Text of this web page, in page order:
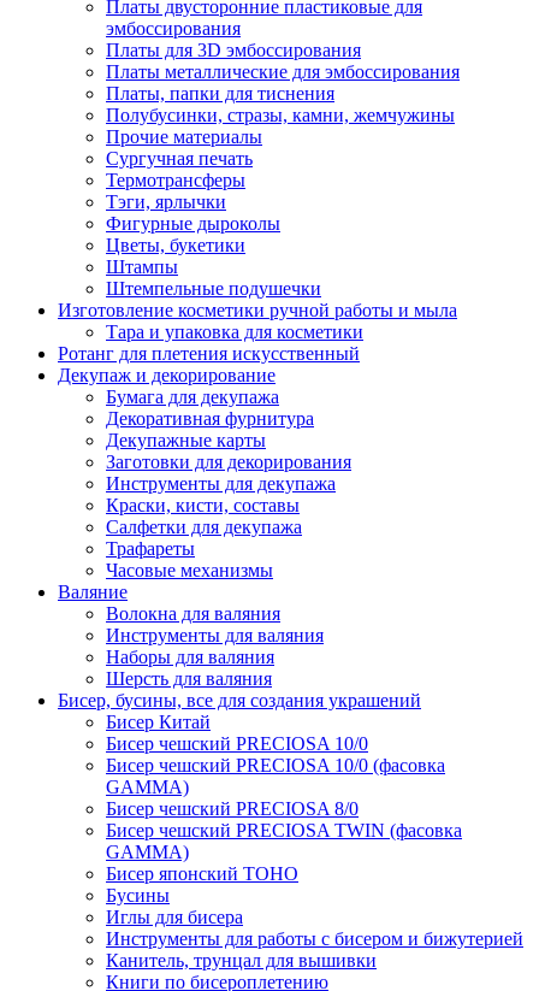
Платы двусторонние пластиковые для
эмбоссирования
Платы для 3D эмбоссирования
Платы металлические для эмбоссирования
Платы, папки для тиснения
Полубусинки, стразы, камни, жемчужины
Прочие материалы
Сургучная печать
Термотрансферы
Тэги, ярлычки
Фигурные дыроколы
Цветы, букетики
Штампы
Штемпельные подушечки
Изготовление косметики ручной работы и мыла
Тара и упаковка для косметики
Ротанг для плетения искусственный
Декупаж и декорирование
Бумага для декупажа
Декоративная фурнитура
Декупажные карты
Заготовки для декорирования
Инструменты для декупажа
Краски, кисти, составы
Салфетки для декупажа
Трафареты
Часовые механизмы
Валяние
Волокна для валяния
Инструменты для валяния
Наборы для валяния
Шерсть для валяния
Бисер, бусины, все для создания украшений
Бисер Китай
Бисер чешский PRECIOSA 10/0
Бисер чешский PRECIOSA 10/0 (фасовка
GAMMA)
Бисер чешский PRECIOSA 8/0
Бисер чешский PRECIOSA TWIN (фасовка
GAMMA)
Бисер японский TOHO
Бусины
Иглы для бисера
Инструменты для работы с бисером и бижутерией
Канитель, трунцал для вышивки
Книги по бисероплетению